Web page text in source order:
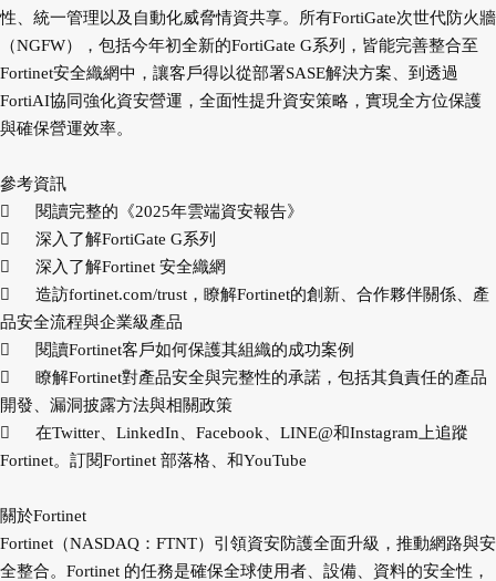
性、統一管理以及自動化威脅情資共享。所有FortiGate次世代防火牆
（NGFW），包括今年初全新的FortiGate G系列，皆能完善整合至
Fortinet安全織網中，讓客戶得以從部署SASE解決方案、到透過
FortiAI協同強化資安營運，全面性提升資安策略，實現全方位保護
與確保營運效率。
參考資訊

閱讀完整的《2025年雲端資安報告》

深入了解FortiGate G系列

深入了解Fortinet 安全織網

造訪fortinet.com/trust，瞭解Fortinet的創新、合作夥伴關係、產
品安全流程與企業級產品

閱讀Fortinet客戶如何保護其組織的成功案例

瞭解Fortinet對產品安全與完整性的承諾，包括其負責任的產品
開發、漏洞披露方法與相關政策

在Twitter、LinkedIn、Facebook、LINE@和Instagram上追蹤
Fortinet。訂閱Fortinet 部落格、和YouTube
關於Fortinet
Fortinet（NASDAQ：FTNT）引領資安防護全面升級，推動網路與安
全整合。Fortinet 的任務是確保全球使用者、設備、資料的安全性，